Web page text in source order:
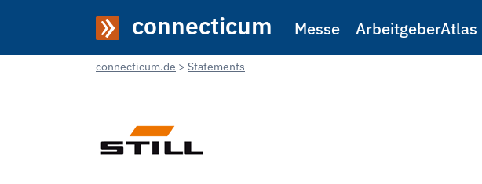
connecticum Messe ArbeitgeberAtlas
connecticum.de Statements